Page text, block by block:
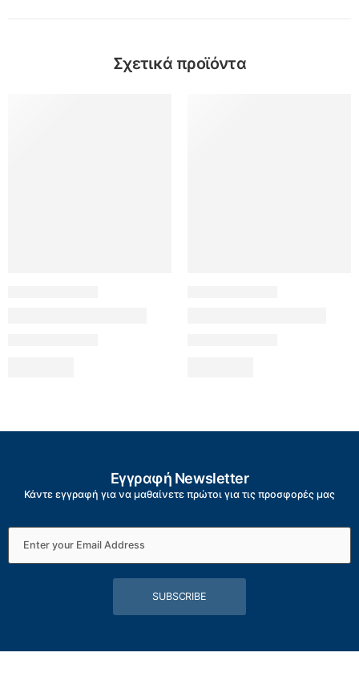
Σχετικά προϊόντα
Εγγραφή Newsletter
Κάντε εγγραφή για να μαθαίνετε πρώτοι για τις προσφορές μας
SUBSCRIBE